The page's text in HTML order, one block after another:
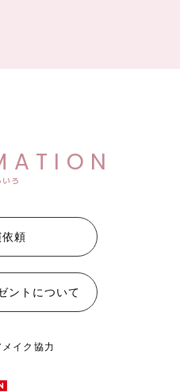
いろ
頼
ントについて
イク協力